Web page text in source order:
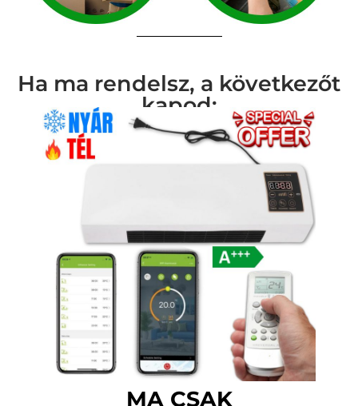
Ha ma rendelsz, a következőt
kapod:
MA CSAK